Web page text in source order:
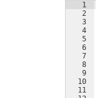
1
2
3
4
5
6
7
8
9
10
11